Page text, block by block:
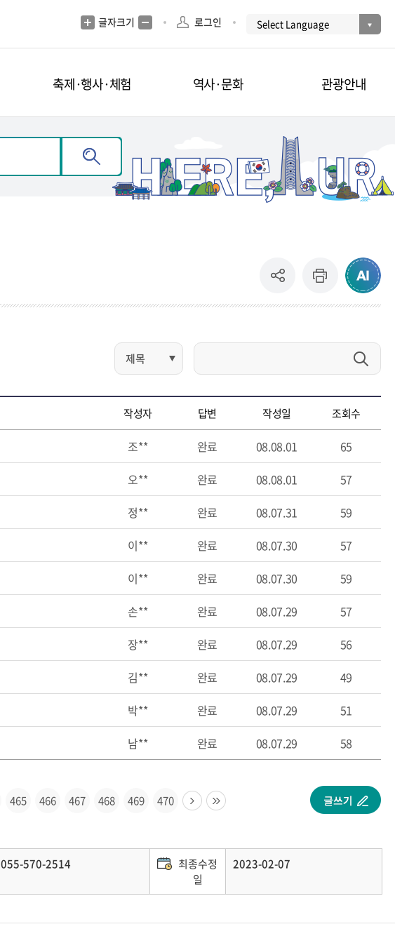
글자크기 로그인
축제·행사·체험 역사·문화 관광안내
작성자 답변 작성일 조회수
조** 완료 08.08.01
65
오** 완료 08.08.01
57
정** 완료 08.07.31
59
이** 완료 08.07.30
57
이** 완료 08.07.30
59
손** 완료 08.07.29
57
장** 완료 08.07.29
56
김** 완료 08.07.29
49
박** 완료 08.07.29
51
남** 완료 08.07.29 58
465 466 467 468 469 470
055-570-2514
최종수정
일
2023-02-07